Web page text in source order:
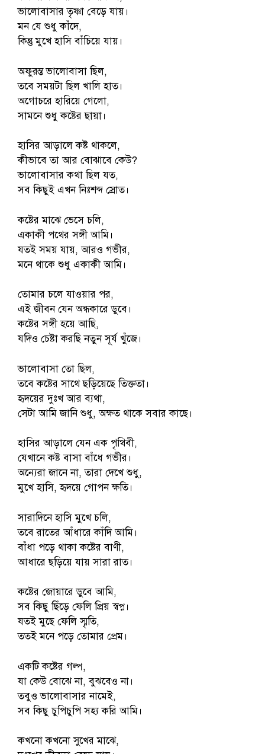
ভালোবাসার তৃষ্ণা বেড়ে যায়।
মন যে শুধু কাঁদে,
কিন্তু মুখে হাসি বাঁচিয়ে যায়।
অফুরন্ত ভালোবাসা ছিল,
তবে সময়টা ছিল খালি হাত।
অগোচরে হারিয়ে গেলো,
সামনে শুধু কষ্টের ছায়া।
হাসির আড়ালে কষ্ট থাকলে,
কীভাবে তা আর বোঝাবে কেউ?
ভালোবাসার কথা ছিল যত,
সব কিছুই এখন নিঃশব্দ স্রোত।
কষ্টের মাঝে ভেসে চলি,
একাকী পথের সঙ্গী আমি।
যতই সময় যায়, আরও গভীর,
মনে থাকে শুধু একাকী আমি।
তোমার চলে যাওয়ার পর,
এই জীবন যেন অন্ধকারে ডুবে।
কষ্টের সঙ্গী হয়ে আছি,
যদিও চেষ্টা করছি নতুন সূর্য খুঁজে।
ভালোবাসা তো ছিল,
তবে কষ্টের সাথে ছড়িয়েছে তিক্ততা।
হৃদয়ের দুঃখ আর ব্যথা,
সেটা আমি জানি শুধু, অক্ষত থাকে সবার কাছে।
হাসির আড়ালে যেন এক পৃথিবী,
যেখানে কষ্ট বাসা বাঁধে গভীর।
অন্যেরা জানে না, তারা দেখে শুধু,
মুখে হাসি, হৃদয়ে গোপন ক্ষতি।
সারাদিনে হাসি মুখে চলি,
তবে রাতের আঁধারে কাঁদি আমি।
বাঁধা পড়ে থাকা কষ্টের বাণী,
আধারে ছড়িয়ে যায় সারা রাত।
কষ্টের জোয়ারে ডুবে আমি,
সব কিছু ছিঁড়ে ফেলি প্রিয় স্বপ্ন।
যতই মুছে ফেলি স্মৃতি,
ততই মনে পড়ে তোমার প্রেম।
একটি কষ্টের গল্প,
যা কেউ বোঝে না, বুঝবেও না।
তবুও ভালোবাসার নামেই,
সব কিছু চুপিচুপি সহ্য করি আমি।
কখনো কখনো সুখের মাঝে,